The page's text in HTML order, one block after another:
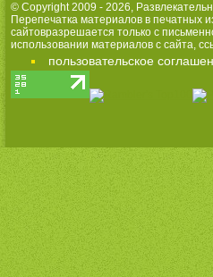
© Copyright 2009 - 2026,
Перепечатка материалов в печатных
сайтовразрешается только с
использовании материалов с сайта,
пользовательское